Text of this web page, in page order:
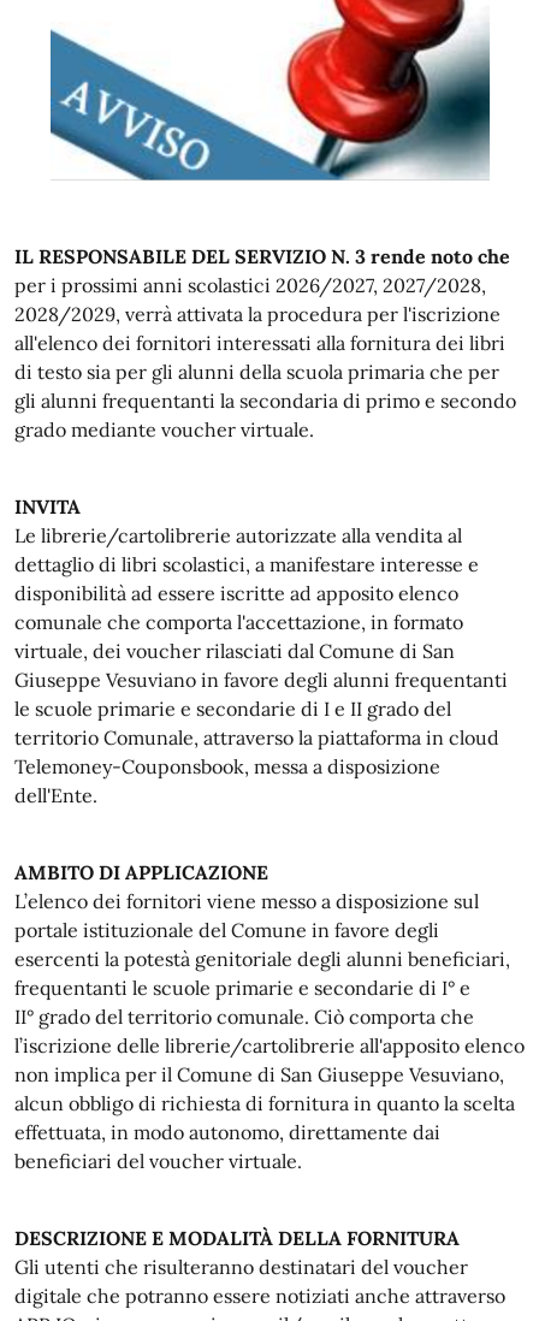
IL RESPONSABILE DEL SERVIZIO N. 3 rende noto che
per i prossimi anni scolastici 2026/2027, 2027/2028,
2028/2029, verrà attivata la procedura per l'iscrizione
all'elenco dei fornitori interessati alla fornitura dei libri
di testo sia per gli alunni della scuola primaria che per
gli alunni frequentanti la secondaria di primo e secondo
grado mediante voucher virtuale.
INVITA
Le librerie/cartolibrerie autorizzate alla vendita al
dettaglio di libri scolastici, a manifestare interesse e
disponibilità ad essere iscritte ad apposito elenco
comunale che comporta l'accettazione, in formato
virtuale, dei voucher rilasciati dal Comune di San
Giuseppe Vesuviano in favore degli alunni frequentanti
le scuole primarie e secondarie di I e II grado del
territorio Comunale, attraverso la piattaforma in cloud
Telemoney-Couponsbook, messa a disposizione
dell'Ente.
AMBITO DI APPLICAZIONE
L’elenco dei fornitori viene messo a disposizione sul
portale istituzionale del Comune in favore degli
esercenti la potestà genitoriale degli alunni beneficiari,
frequentanti le scuole primarie e secondarie di I° e
II° grado del territorio comunale. Ciò comporta che
l’iscrizione delle librerie/cartolibrerie all'apposito elenco
non implica per il Comune di San Giuseppe Vesuviano,
alcun obbligo di richiesta di fornitura in quanto la scelta
effettuata, in modo autonomo, direttamente dai
beneficiari del voucher virtuale.
DESCRIZIONE E MODALITÀ DELLA FORNITURA
Gli utenti che risulteranno destinatari del voucher
digitale che potranno essere notiziati anche attraverso